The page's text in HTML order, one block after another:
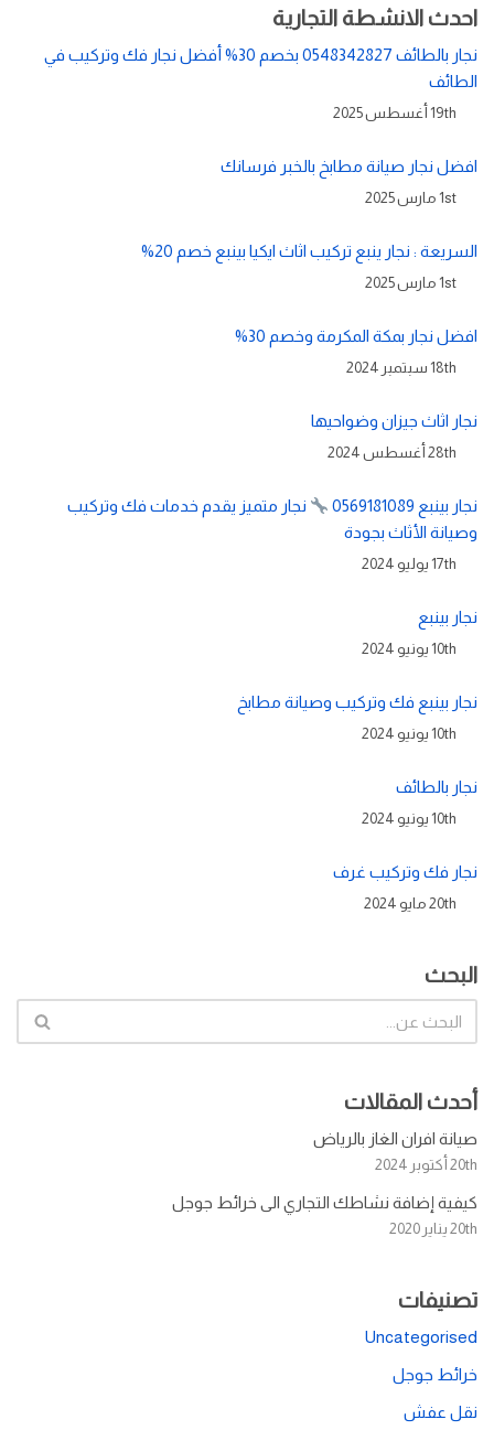
احدث الانشطة التجارية
نجار بالطائف 0548342827 بخصم 30% أفضل نجار فك وتركيب في
الطائف
19th أغسطس 2025
افضل نجار صيانة مطابخ بالخبر فرسانك
1st مارس 2025
السريعة : نجار ينبع تركيب اثاث ايكيا بينبع خصم 20%
1st مارس 2025
افضل نجار بمكة المكرمة وخصم 30%
18th سبتمبر 2024
نجار اثاث جيزان وضواحيها
28th أغسطس 2024
نجار بينبع 0569181089
نجار متميز يقدم خدمات فك وتركيب
وصيانة الأثاث بجودة
17th يوليو 2024
نجار بينبع
10th يونيو 2024
نجار بينبع فك وتركيب وصيانة مطابخ
10th يونيو 2024
نجار بالطائف
10th يونيو 2024
نجار فك وتركيب غرف
20th مايو 2024
البحث
أحدث المقالات
صيانة افران الغاز بالرياض
20th أكتوبر 2024
كيفية إضافة نشاطك التجاري الى خرائط جوجل
20th يناير 2020
تصنيفات
Uncategorised
خرائط جوجل
نقل عفش